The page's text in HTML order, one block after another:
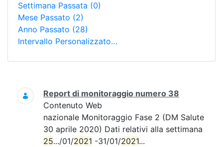
Settimana Passata (0)
Mese Passato (2)
Anno Passato (28)
Intervallo Personalizzato…
Ricerca
Report di monitoraggio numero 38
Contenuto Web
nazionale Monitoraggio Fase 2 (DM Salute
30 aprile 2020) Dati relativi alla settimana
25.../01/2021 -31/01/2021...